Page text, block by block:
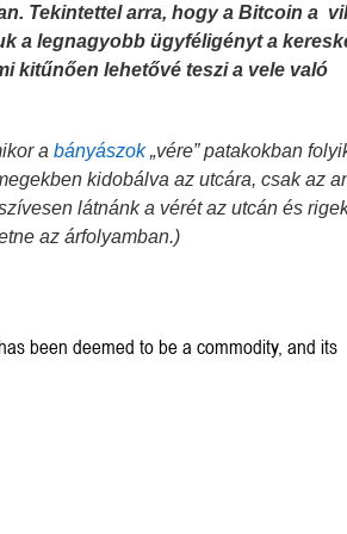
Tekintettel arra, hogy a Bitcoin a
a legnagyobb ügyféligényt a
kitűnően lehetővé teszi a vele való
a bányászok„vére” patakokban
kidobálva az utcára, csak az
látnánk a vérét az utcán és
az árfolyamban.)
been deemed to be a commodity, and its
Orosz kriptós fejlemények.